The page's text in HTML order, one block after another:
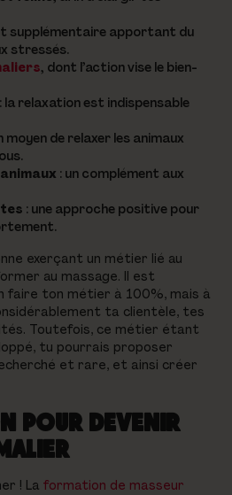
supplémentaire apportant du
stressés.
, dont l’action vise le bien-
: la relaxation est indispensable
moyen de relaxer les animaux
: un complément aux
: une approche positive pour
exerçant un métier lié au
au massage. Il est
faire ton métier à 100%, mais à
ta clientèle, tes
Toutefois, ce métier étant
tu pourrais proposer
et rare, et ainsi créer
POUR DEVENIR
! La formation de masseur